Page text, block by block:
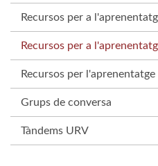
Recursos per a
Recursos per a
Recursos per l'aprenentatge
Grups de conversa
Tàndems URV